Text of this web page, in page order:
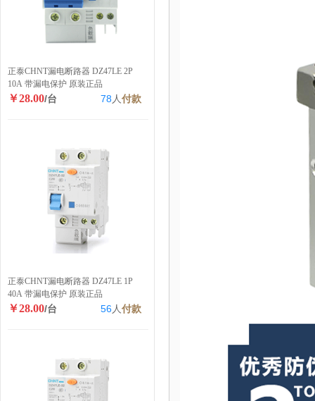
正泰CHNT漏电断路器 DZ47LE 2P
10A 带漏电保护 原装正品
￥28.00/台 78 人付款
正泰CHNT漏电断路器 DZ47LE 1P
40A 带漏电保护 原装正品
￥28.00/台 56人付款